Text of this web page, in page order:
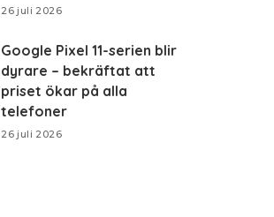
26 juli 2026
Google Pixel 11-serien blir
dyrare – bekräftat att
priset ökar på alla
telefoner
26 juli 2026